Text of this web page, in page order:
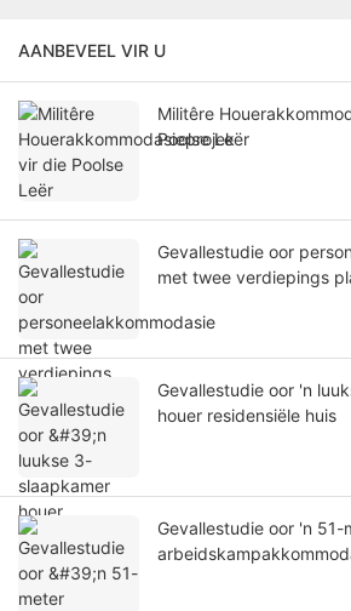
AANBEVEEL VIR U
Militêre
Poolse Leër
Gevallestudie oor
met twee verdiepings
Gevallestudie oor 'n
houer residensiële huis
Gevallestudie oor 'n 51-